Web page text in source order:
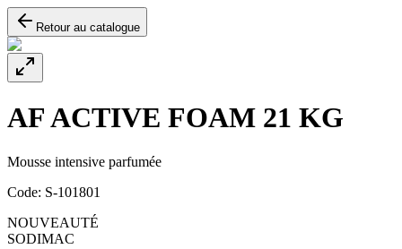
Retour au catalogue
AF ACTIVE FOAM 21 KG
Mousse intensive parfumée
Code: S-101801
NOUVEAUTÉ
SODIMAC